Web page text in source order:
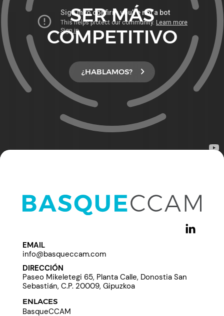
SER MÁS
COMPETITIVO
¿HABLAMOS?
EMAIL
info@basqueccam.com
DIRECCIÓN
Paseo Mikeletegi 65, Planta Calle, Donostia San
Sebastián, C.P. 20009, Gipuzkoa
ENLACES
BasqueCCAM